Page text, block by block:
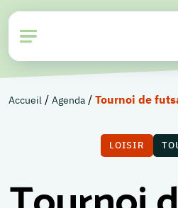
Accueil / Agenda / Tournoi de
LOISIR